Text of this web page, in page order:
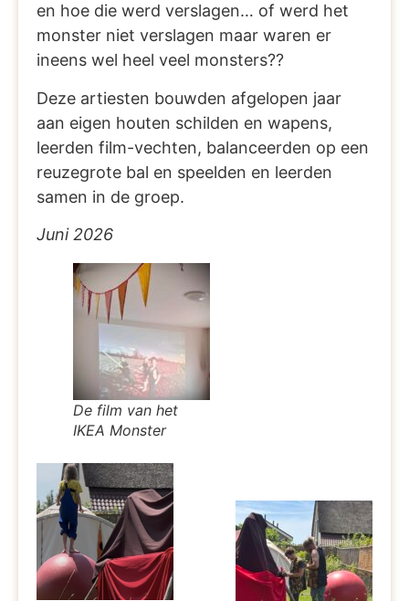
en hoe die werd verslagen… of werd het
monster niet verslagen maar waren er
ineens wel heel veel monsters??
Deze artiesten bouwden afgelopen jaar
aan eigen houten schilden en wapens,
leerden film-vechten, balanceerden op een
reuzegrote bal en speelden en leerden
samen in de groep.
Juni 2026
De film van het
IKEA Monster